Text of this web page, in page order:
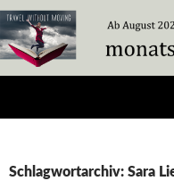
Zum
Inhalt
springen
Schlagwortarchiv: Sara